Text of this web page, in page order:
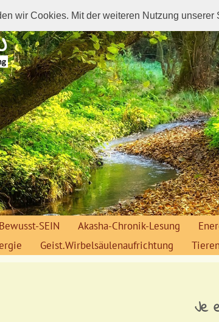
wir Cookies. Mit der weiteren Nutzung
SEIN Akasha-Chronik-Lesung
Geist.Wirbelsäulenaufrichtung
Je